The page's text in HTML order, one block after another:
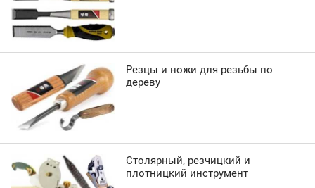
Резцы и ножи для резьбы по
дереву
Столярный, резчицкий и
плотницкий инструмент